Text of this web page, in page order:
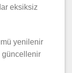
eksiksiz
yenilenir
güncellenir